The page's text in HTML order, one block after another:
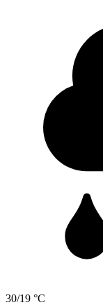
30/19 °C